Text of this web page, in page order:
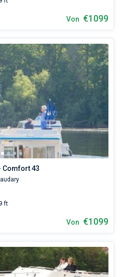
Von €1099
Comfort 43
ft
Von €1099